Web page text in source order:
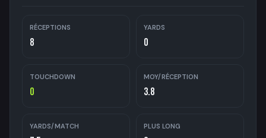
RÉCEPTIONS
8
YARDS
0
TOUCHDOWN
0
MOY/RÉCEPTION
3.8
YARDS/MATCH PLUS LONG